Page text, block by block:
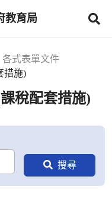
教育局
各式表單文件
措施)
稅配套措施)